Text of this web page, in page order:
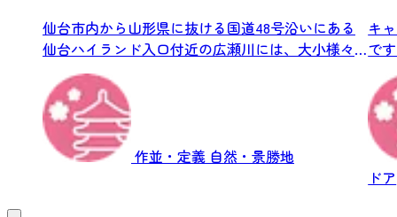
仙台市内から山形県に抜ける国道48号沿いにある
仙台ハイランド入口付近の広瀬川には、大小様々
な滝...
作並・定義 自然・景勝地
キ
で
ドア